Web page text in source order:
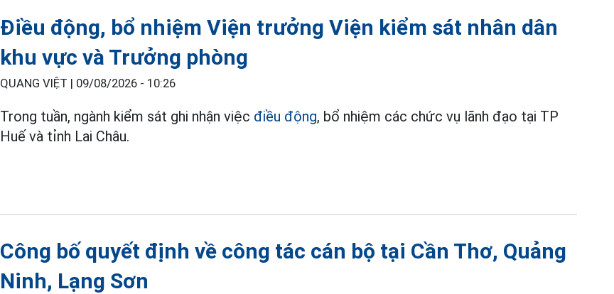
Điều động, bổ nhiệm Viện trưởng Viện kiểm sát nhân dân
khu vực và Trưởng phòng
QUANG VIỆT | 09/08/2026 - 10:26
Trong tuần, ngành kiểm sát ghi nhận việc điều động, bổ nhiệm các chức vụ lãnh đạo tại TP
Huế và tỉnh Lai Châu.
Công bố quyết định về công tác cán bộ tại Cần Thơ, Quảng
Ninh, Lạng Sơn